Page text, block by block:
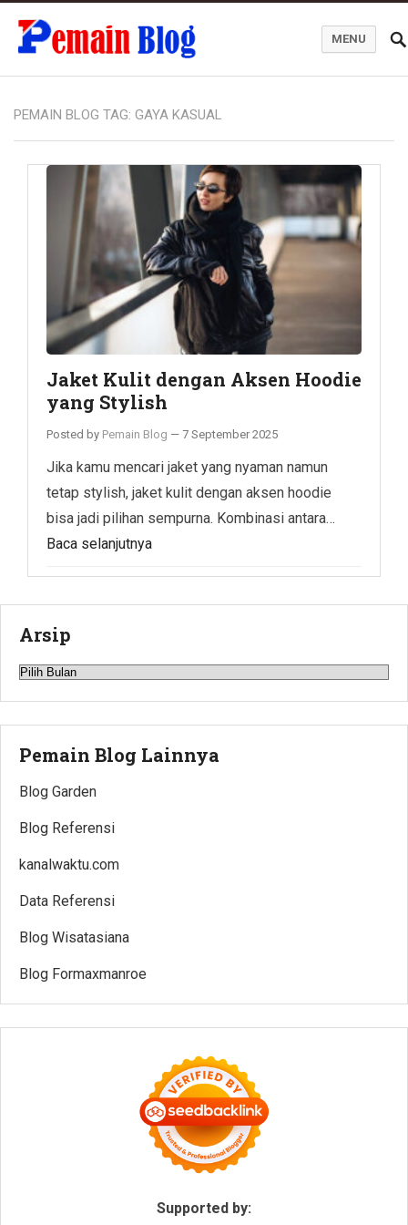
MENU
PEMAIN BLOG TAG: GAYA KASUAL
Jaket Kulit dengan Aksen Hoodie
yang Stylish
Posted by Pemain Blog — 7 September 2025
Jika kamu mencari jaket yang nyaman namun
tetap stylish, jaket kulit dengan aksen hoodie
bisa jadi pilihan sempurna. Kombinasi antara…
Baca selanjutnya
Arsip
Arsip
Pemain Blog Lainnya
Blog Garden
Blog Referensi
kanalwaktu.com
Data Referensi
Blog Wisatasiana
Blog Formaxmanroe
Supported by: